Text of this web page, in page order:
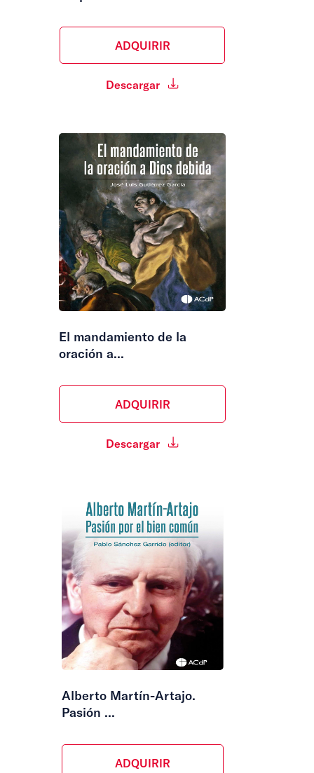
ADQUIRIR
Descargar
El mandamiento de la
oración a...
ADQUIRIR
Descargar
Alberto Martín-Artajo.
Pasión ...
ADQUIRIR